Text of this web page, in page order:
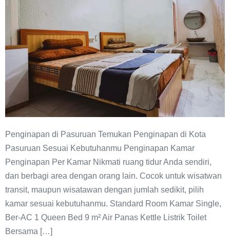
Penginapan di Pasuruan Temukan Penginapan di Kota
Pasuruan Sesuai Kebutuhanmu Penginapan Kamar
Penginapan Per Kamar Nikmati ruang tidur Anda sendiri,
dan berbagi area dengan orang lain. Cocok untuk wisatwan
transit, maupun wisatawan dengan jumlah sedikit, pilih
kamar sesuai kebutuhanmu. Standard Room Kamar Single,
Ber-AC 1 Queen Bed 9 m² Air Panas Kettle Listrik Toilet
Bersama […]